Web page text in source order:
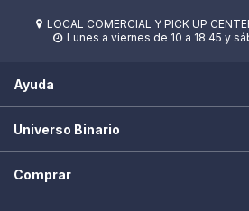
 LOCAL COMERCIAL Y PICK UP
 Lunes a viernes de 10 a 18.45 y
Ayuda
Universo Binario
Comprar